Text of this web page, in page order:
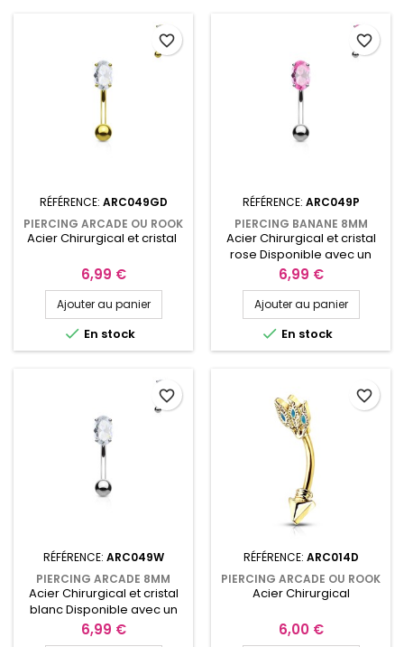
RÉFÉRENCE: ARC049GD
PIERCING ARCADE OU ROOK
8MM DORÉ AVEC UN CRISTAL
Acier Chirurgical et cristal
Prix
6,99 €
Ajouter au panier
 En stock
favorite_border
RÉFÉRENCE: ARC049P
PIERCING BANANE 8MM
ARCADE OU ROOK AVEC
ZIRCONIUM ROSE SERTI
ARC049P
Acier Chirurgical et cristal
rose Disponible avec un
cristal blanc
Prix
6,99 €
Ajouter au panier
 En stock
favorite_border
RÉFÉRENCE: ARC049W
PIERCING ARCADE 8MM
LARME EN ZIRCONIUM BLANC
ARC049W
Acier Chirurgical et cristal
blanc Disponible avec un
cristal Rose
Prix
6,99 €
favorite_border
RÉFÉRENCE: ARC014D
PIERCING ARCADE OU ROOK
8MM DORÉ EN FORME DE
Acier Chirurgical
Prix
6,00 €
favorite_border